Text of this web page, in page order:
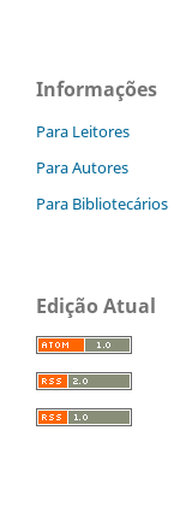
Informações
Para Leitores
Para Autores
Para Bibliotecários
Edição Atual